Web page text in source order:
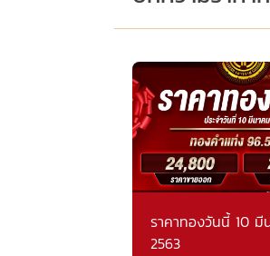
ราคาทองวันนี้ 10
2563